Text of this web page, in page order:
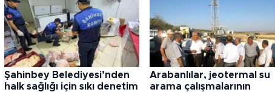
Şahinbey Belediyesi’nden
halk sağlığı için sıkı denetim
Arabanlılar, jeotermal su
arama çalışmalarının